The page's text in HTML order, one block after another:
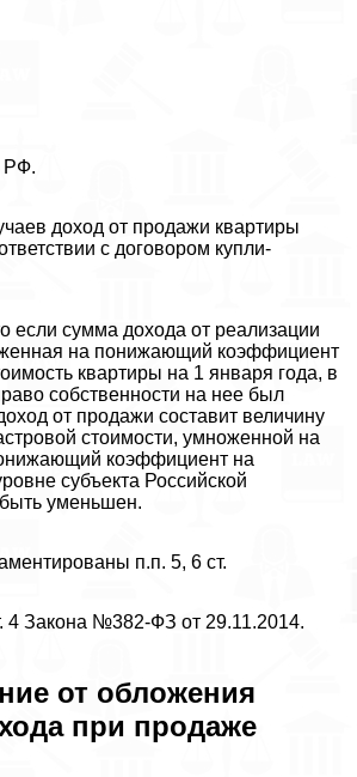
РФ.
доход от продажи квартиры
с договором купли-
если сумма дохода от реализации
на понижающий коэффициент
квартиры на 1 января года, в
собственности на нее был
от продажи составит величину
стоимости, умноженной на
коэффициент на
субъекта Российской
уменьшен.
п.п. 5, 6 ст.
4 Закона №382-ФЗ от 29.11.2014.
от обложения
при продаже